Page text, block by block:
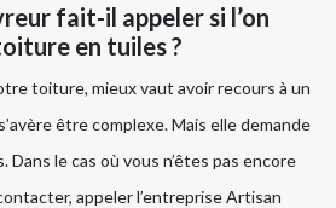
fait-il appeler si l’on
en tuiles ?
toiture, mieux vaut avoir recours à un
être complexe. Mais elle demande
Dans le cas où vous n’êtes pas encore
appeler l’entreprise Artisan